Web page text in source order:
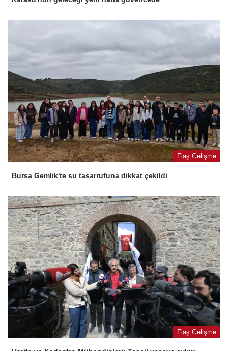
Flaş Gelişme
Bursa Gemlik'te su tasarrufuna dikkat çekildi
Flaş Gelişme